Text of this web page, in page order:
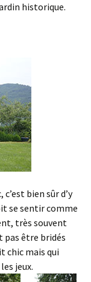
historique.
bien sûr d’y
se sentir comme
très souvent
pas être bridés
chic mais qui
jeux.